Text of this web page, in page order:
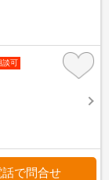
談可
話で問合せ